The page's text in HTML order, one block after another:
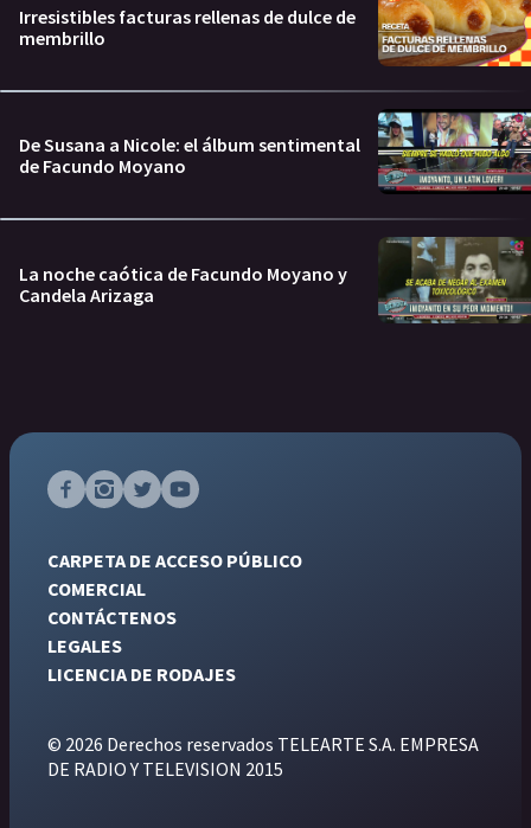
Irresistibles facturas rellenas de dulce de
membrillo
De Susana a Nicole: el álbum sentimental
de Facundo Moyano
La noche caótica de Facundo Moyano y
Candela Arizaga
CARPETA DE ACCESO PÚBLICO
COMERCIAL
CONTÁCTENOS
LEGALES
LICENCIA DE RODAJES
© 2026 Derechos reservados TELEARTE S.A. EMPRESA
DE RADIO Y TELEVISION 2015